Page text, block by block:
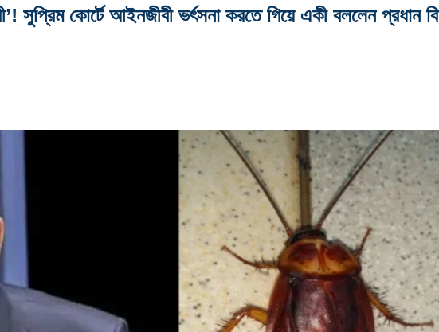
সুপ্রিম কোর্টে আইনজীবী ভর্ৎসনা করতে গিয়ে একী বললেন প্রধান